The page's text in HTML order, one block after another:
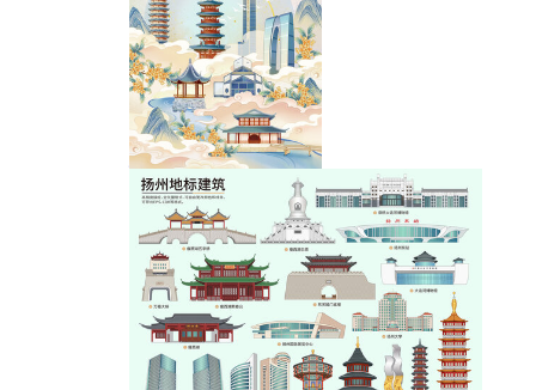
城市插画